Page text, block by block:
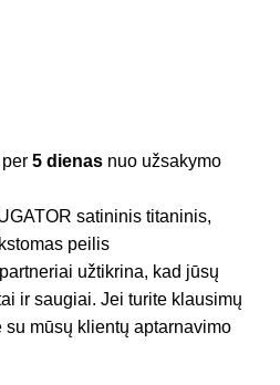
per5 dienas nuo užsakymo
užtikrina, kad jūsų
ir saugiai. Jei turite klausimų
mūsų klientų aptarnavimo